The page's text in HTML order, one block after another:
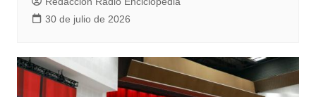
30 de julio de 2026